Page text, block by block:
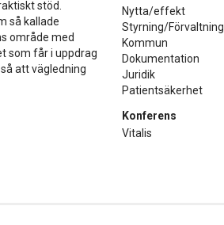
stöd.
så kallade
område med
som får i uppdrag
att vägledning
Nytta/effekt
Styrning/Förvaltning
Kommun
Dokumentation
Juridik
Patientsäkerhet
Konferens
Vitalis